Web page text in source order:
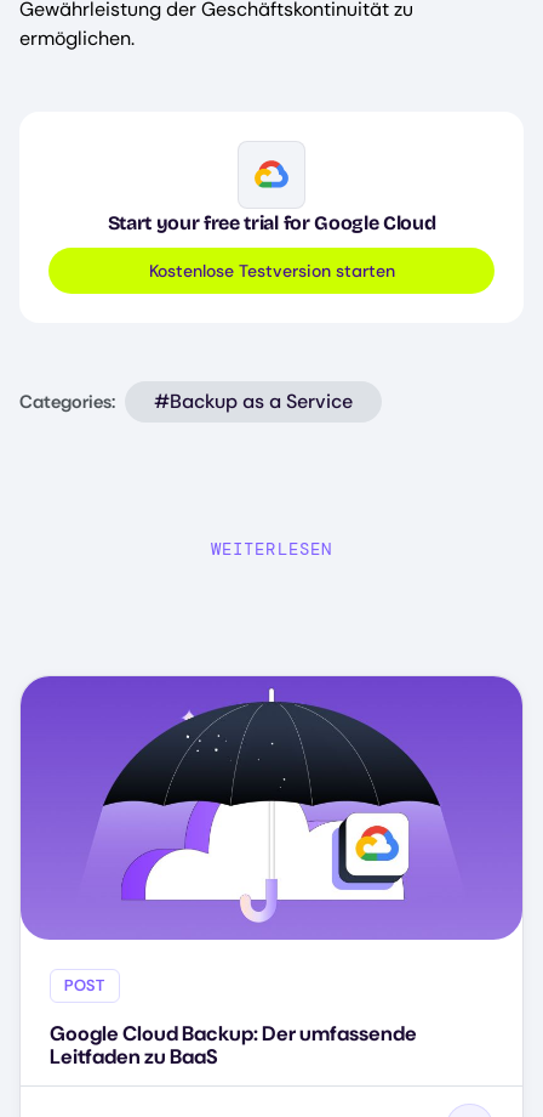
Gewährleistung der Geschäftskontinuität zu
ermöglichen.
Image
Start your free trial for Google Cloud
Kostenlose Testversion starten
Categories: #Backup as a Service
WEITERLESEN
POST
Google Cloud Backup: Der umfassende
Leitfaden zu BaaS